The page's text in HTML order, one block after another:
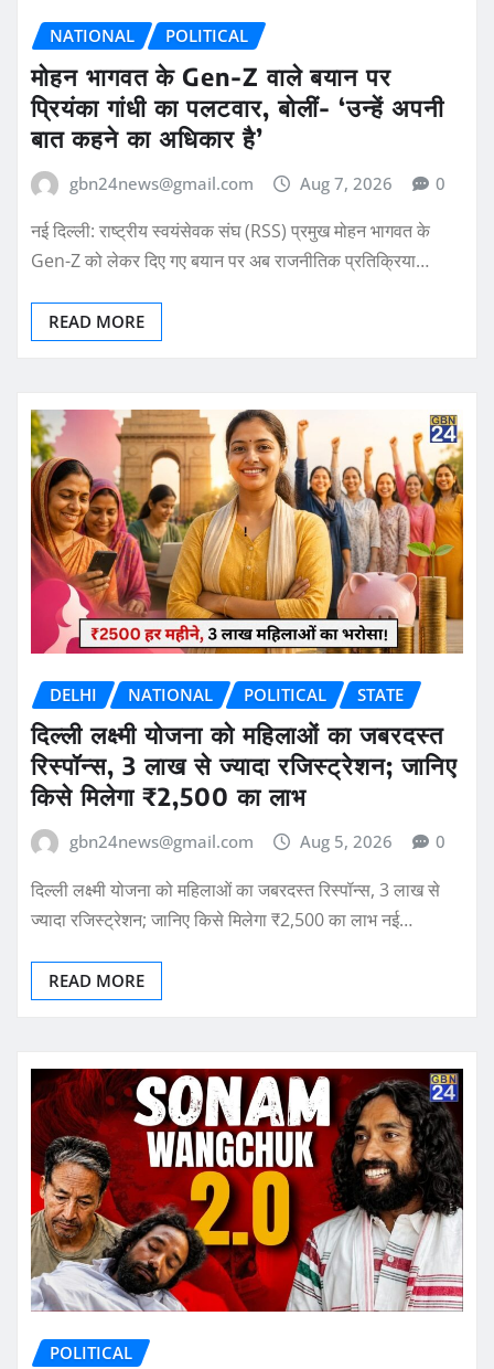
NATIONAL POLITICAL
मोहन भागवत के Gen-Z वाले बयान पर
प्रियंका गांधी का पलटवार, बोलीं- ‘उन्हें अपनी
बात कहने का अधिकार है’
gbn24news@gmail.com Aug 7, 2026 0
नई दिल्ली: राष्ट्रीय स्वयंसेवक संघ (RSS) प्रमुख मोहन भागवत के
Gen-Z को लेकर दिए गए बयान पर अब राजनीतिक प्रतिक्रिया…
READ MORE
DELHI NATIONAL POLITICAL STATE
दिल्ली लक्ष्मी योजना को महिलाओं का जबरदस्त
रिस्पॉन्स, 3 लाख से ज्यादा रजिस्ट्रेशन; जानिए
किसे मिलेगा ₹2,500 का लाभ
gbn24news@gmail.com Aug 5, 2026 0
दिल्ली लक्ष्मी योजना को महिलाओं का जबरदस्त रिस्पॉन्स, 3 लाख से
ज्यादा रजिस्ट्रेशन; जानिए किसे मिलेगा ₹2,500 का लाभ नई…
READ MORE
POLITICAL